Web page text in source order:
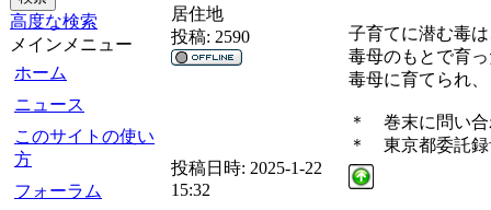
高度な検索
メインメニュー
ホーム
ニュース
このサイトの使い
方
フォーラム
居住地
投稿: 2590
子育てに潜む毒
毒母のもとで育
毒母に育てられ
＊ 巻末に問い
＊ 東京都委託録
投稿日時: 2025-1-22
15:32